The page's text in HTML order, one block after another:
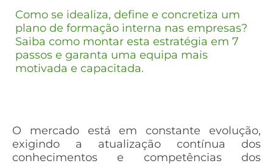
Como se idealiza, define e concretiza um
plano de formação interna nas empresas?
Saiba como montar esta estratégia em 7
passos e garanta uma equipa mais
motivada e capacitada.
O mercado está em constante evolução,
exigindo a atualização contínua dos
conhecimentos e competências dos